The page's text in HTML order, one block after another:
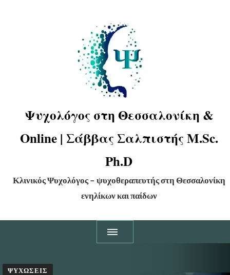
Ψυχολόγος στη Θεσσαλονίκη &
Online | Σάββας Σαλπιστής M.Sc.
Ph.D
Κλινικός Ψυχολόγος – ψυχοθεραπευτής στη Θεσσαλονίκη
ενηλίκων και παίδων
ΨΥΧΏΣΕΙΣ